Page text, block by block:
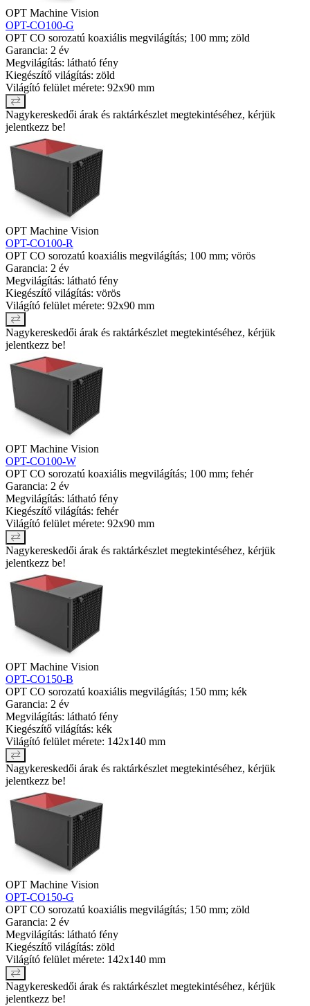
OPT Machine Vision
OPT-CO100-G
OPT CO sorozatú koaxiális megvilágítás; 100 mm; zöld
Garancia: 2 év
Megvilágítás: látható fény
Kiegészítő világítás: zöld
Világító felület mérete: 92x90 mm
Nagykereskedői árak és raktárkészlet megtekintéséhez, kérjük
jelentkezz be!
OPT Machine Vision
OPT-CO100-R
OPT CO sorozatú koaxiális megvilágítás; 100 mm; vörös
Garancia: 2 év
Megvilágítás: látható fény
Kiegészítő világítás: vörös
Világító felület mérete: 92x90 mm
Nagykereskedői árak és raktárkészlet megtekintéséhez, kérjük
jelentkezz be!
OPT Machine Vision
OPT-CO100-W
OPT CO sorozatú koaxiális megvilágítás; 100 mm; fehér
Garancia: 2 év
Megvilágítás: látható fény
Kiegészítő világítás: fehér
Világító felület mérete: 92x90 mm
Nagykereskedői árak és raktárkészlet megtekintéséhez, kérjük
jelentkezz be!
OPT Machine Vision
OPT-CO150-B
OPT CO sorozatú koaxiális megvilágítás; 150 mm; kék
Garancia: 2 év
Megvilágítás: látható fény
Kiegészítő világítás: kék
Világító felület mérete: 142x140 mm
Nagykereskedői árak és raktárkészlet megtekintéséhez, kérjük
jelentkezz be!
OPT Machine Vision
OPT-CO150-G
OPT CO sorozatú koaxiális megvilágítás; 150 mm; zöld
Garancia: 2 év
Megvilágítás: látható fény
Kiegészítő világítás: zöld
Világító felület mérete: 142x140 mm
Nagykereskedői árak és raktárkészlet megtekintéséhez, kérjük
jelentkezz be!